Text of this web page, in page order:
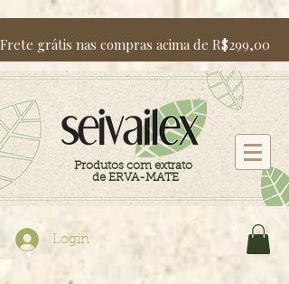
Frete grátis nas compras acima de R$299,00
Produtos com extrato
de ERVA-MATE
Login